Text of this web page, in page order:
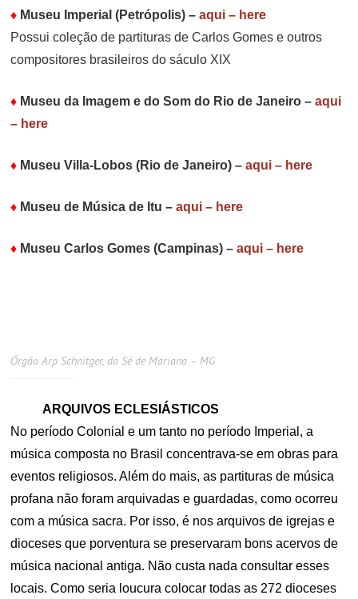
♦ Museu Imperial (Petrópolis) –aqui – here
Possui coleção de partituras de Carlos Gomes e outros
compositores brasileiros do sáculo XIX
♦ Museu da Imagem e do Som do Rio de Janeiro –aqui
– here
♦ Museu Villa-Lobos (Rio de Janeiro) –aqui – here
♦ Museu de Música de Itu –aqui – here
♦ Museu Carlos Gomes (Campinas) –aqui – here
Órgão Arp Schnitger, da Sé de Mariana – MG
ARQUIVOS ECLESIÁSTICOS
No período Colonial e um tanto no período Imperial, a
música composta no Brasil concentrava-se em obras para
eventos religiosos. Além do mais, as partituras de música
profana não foram arquivadas e guardadas, como ocorreu
com a música sacra. Por isso, é nos arquivos de igrejas e
dioceses que porventura se preservaram bons acervos de
música nacional antiga. Não custa nada consultar esses
locais. Como seria loucura colocar todas as 272 dioceses